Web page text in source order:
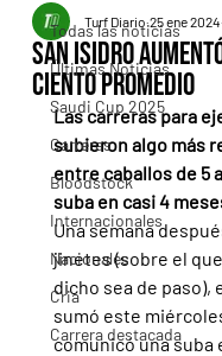
Todas las noticias
Últimas Noticias
Saudi Cup 2025
Carreras
Bloodstock
Internacionales
Nacionales
Cria
Carrera destacada
San Isidro
ciento promedio
Turf Diario 25 ene 2024
Las carreras para
subieron algo más
entre caballos de 5
suba en casi 4
Una semana
jinetes (sobre el
dicho sea de paso),
sumó este
comunicó una suba